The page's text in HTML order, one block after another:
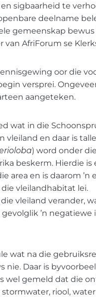
sigbaarheid te
deelname
gemeenskap bewus
van AfriForum se
oor die
versprei.
aangeteken.
wat in die
vleiland en daar is talle
) word onder
beskerm. Hierdie is
area en is daarom ’n
vleilandhabitat lei.
vleiland verander,
’n negatiewe
wat na die
nie. Daar is
wel gemeld dat die
riool,